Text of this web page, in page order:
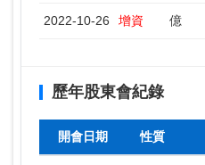
2022-10-26 增資 億
歷年股東會紀錄
開會日期 性質